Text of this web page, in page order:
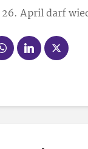
April darf